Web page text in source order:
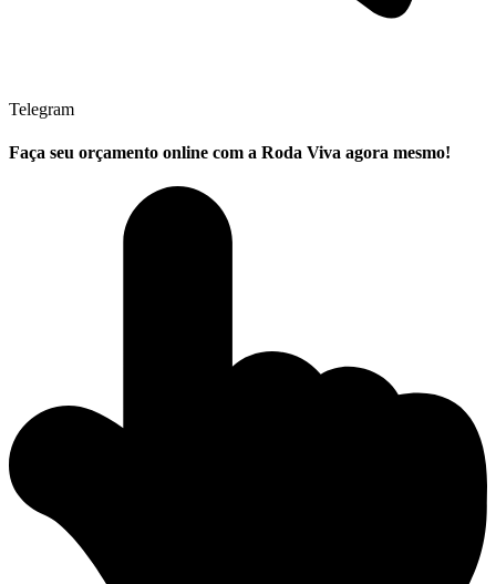
Telegram
Faça seu orçamento online com a Roda Viva agora mesmo!